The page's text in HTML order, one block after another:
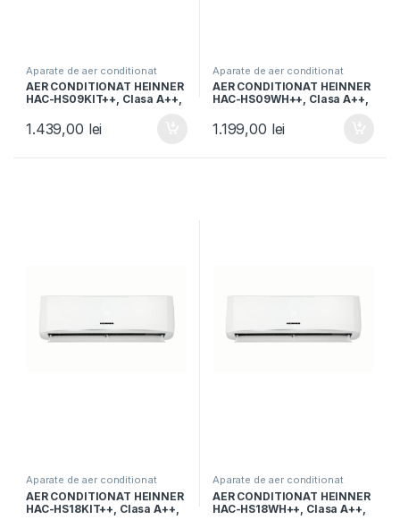
Aparate de aer conditionat
AER CONDITIONAT HEINNER
HAC-HS09KIT++, Clasa A++,
iFeel, Functie Quiet, Timer,
Alb
1.439,00 lei
Aparate de aer conditionat
AER CONDITIONAT HEINNER
HAC-HS09WH++, Clasa A++,
1.199,00 lei
Aparate de aer conditionat
AER CONDITIONAT HEINNER
HAC-HS18KIT++, Clasa A++,
Aparate de aer conditionat
AER CONDITIONAT HEINNER
HAC-HS18WH++, Clasa A++,